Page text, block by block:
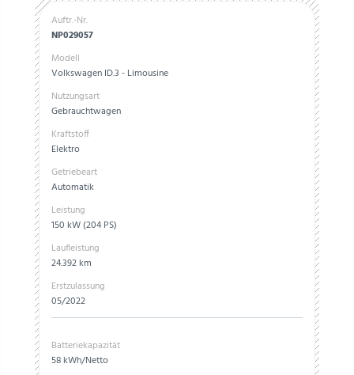
Auftr.-Nr.
NP029057
Modell
Volkswagen ID.3 - Limousine
Nutzungsart
Gebrauchtwagen
Kraftstoff
Elektro
Getriebeart
Automatik
Leistung
150 kW (204 PS)
Laufleistung
24.392 km
Erstzulassung
05/2022
Batteriekapazität
58 kWh/Netto